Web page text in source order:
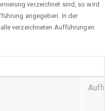
verzeichnet sind, so wird
angegeben. In der
verzeichneten Aufführungen